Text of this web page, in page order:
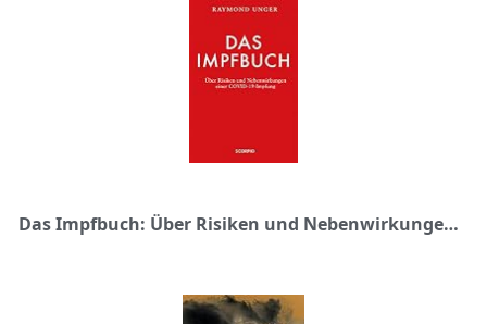
Das Impfbuch: Über Risiken und Nebenwirkungen einer COVID-19-Impfung